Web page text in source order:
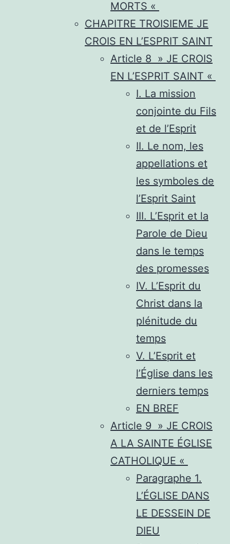
MORTS «
CHAPITRE TROISIEME JE
CROIS EN L’ESPRIT SAINT
Article 8 » JE CROIS
EN L’ESPRIT SAINT «
I. La mission
conjointe du Fils
et de l’Esprit
II. Le nom, les
appellations et
les symboles de
l’Esprit Saint
III. L’Esprit et la
Parole de Dieu
dans le temps
des promesses
IV. L’Esprit du
Christ dans la
plénitude du
temps
V. L’Esprit et
l’Église dans les
derniers temps
EN BREF
Article 9 » JE CROIS
A LA SAINTE ÉGLISE
CATHOLIQUE «
Paragraphe 1.
L’ÉGLISE DANS
LE DESSEIN DE
DIEU